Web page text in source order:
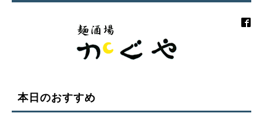
本日のおすすめ